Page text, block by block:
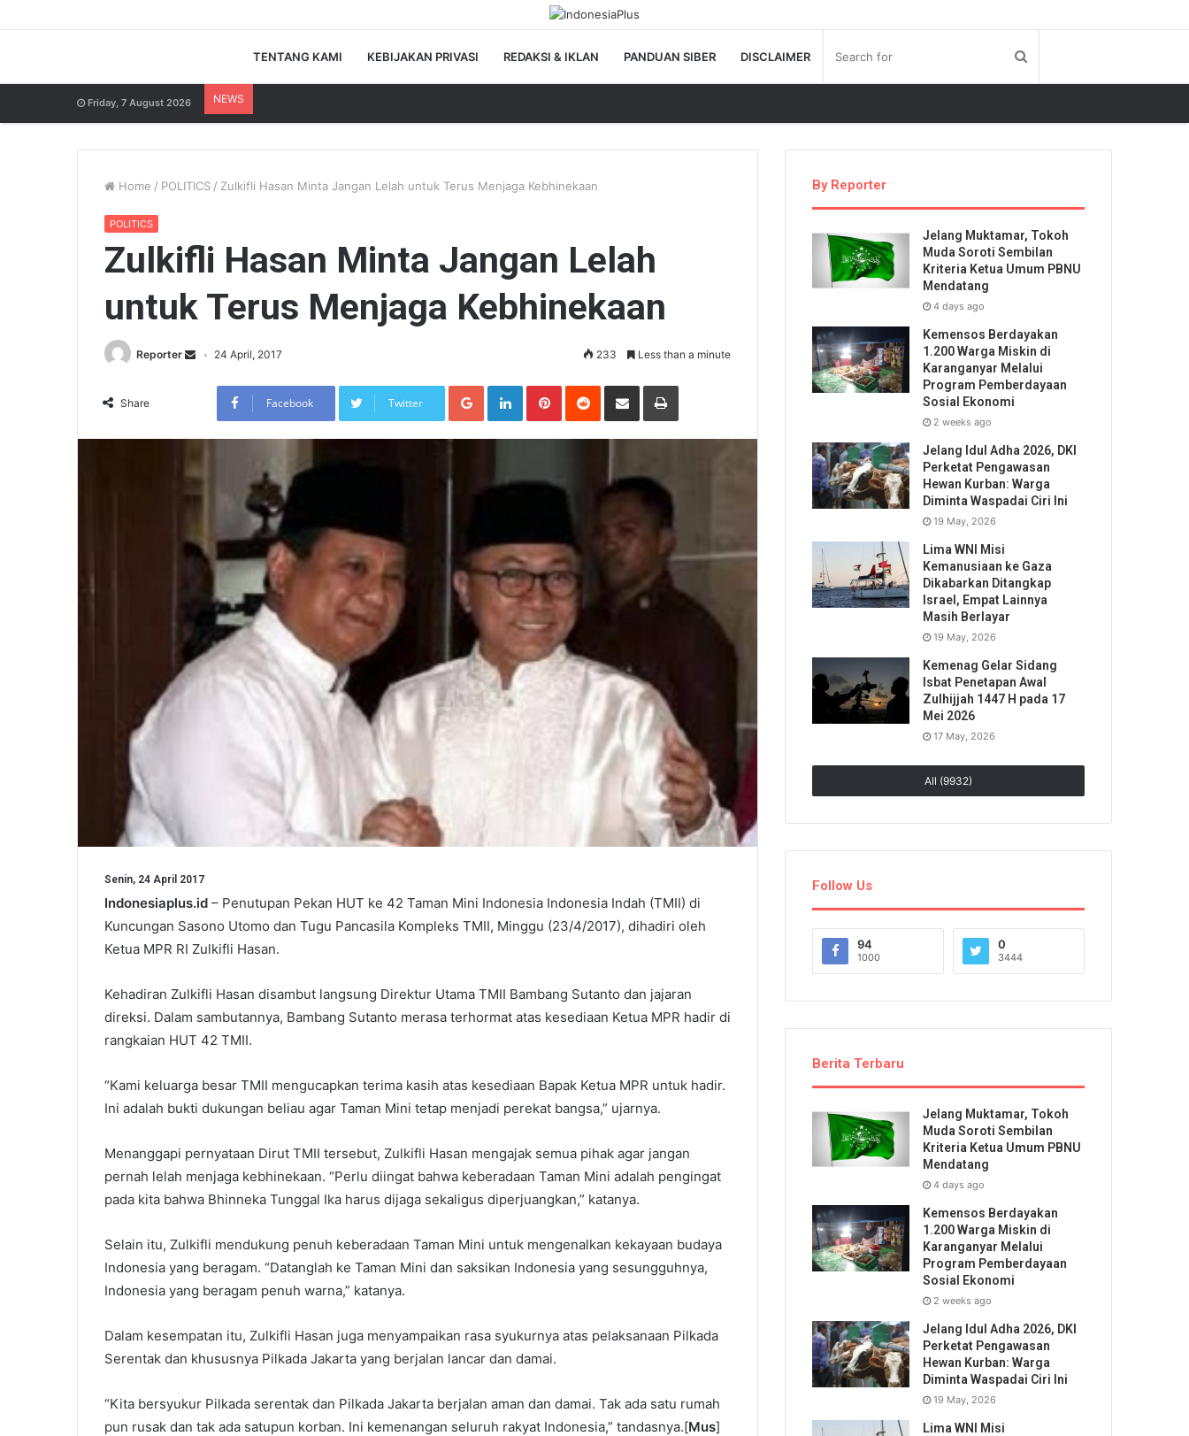
TENTANG KAMI KEBIJAKAN PRIVASI REDAKSI & IKLAN PANDUAN SIBER DISCLAIMER
Friday, 7 August 2026 NEWS
Home / POLITICS / Zulkifli Hasan Minta Jangan Lelah untuk Terus Menjaga Kebhinekaan
POLITICS
Zulkifli Hasan Minta Jangan Lelah
untuk Terus Menjaga Kebhinekaan
Reporter 24 April, 2017 233 Less than a minute
Share Facebook Twitter
Google+LinkedInPinterestReddit Share via Email Print
Senin, 24 April 2017
Indonesiaplus.id – Penutupan Pekan HUT ke 42 Taman Mini Indonesia Indonesia Indah (TMII) di
Kuncungan Sasono Utomo dan Tugu Pancasila Kompleks TMII, Minggu (23/4/2017), dihadiri oleh
Ketua MPR RI Zulkifli Hasan.
Kehadiran Zulkifli Hasan disambut langsung Direktur Utama TMII Bambang Sutanto dan jajaran
direksi. Dalam sambutannya, Bambang Sutanto merasa terhormat atas kesediaan Ketua MPR hadir di
rangkaian HUT 42 TMII.
“Kami keluarga besar TMII mengucapkan terima kasih atas kesediaan Bapak Ketua MPR untuk hadir.
Ini adalah bukti dukungan beliau agar Taman Mini tetap menjadi perekat bangsa,” ujarnya.
Menanggapi pernyataan Dirut TMII tersebut, Zulkifli Hasan mengajak semua pihak agar jangan
pernah lelah menjaga kebhinekaan. “Perlu diingat bahwa keberadaan Taman Mini adalah pengingat
pada kita bahwa Bhinneka Tunggal Ika harus dijaga sekaligus diperjuangkan,” katanya.
Selain itu, Zulkifli mendukung penuh keberadaan Taman Mini untuk mengenalkan kekayaan budaya
Indonesia yang beragam. “Datanglah ke Taman Mini dan saksikan Indonesia yang sesungguhnya,
Indonesia yang beragam penuh warna,” katanya.
Dalam kesempatan itu, Zulkifli Hasan juga menyampaikan rasa syukurnya atas pelaksanaan Pilkada
Serentak dan khususnya Pilkada Jakarta yang berjalan lancar dan damai.
“Kita bersyukur Pilkada serentak dan Pilkada Jakarta berjalan aman dan damai. Tak ada satu rumah
pun rusak dan tak ada satupun korban. Ini kemenangan seluruh rakyat Indonesia,” tandasnya.[Mus]
By Reporter
Jelang Muktamar, Tokoh
Muda Soroti Sembilan
Kriteria Ketua Umum PBNU
Mendatang
4 days ago
Kemensos Berdayakan
1.200 Warga Miskin di
Karanganyar Melalui
Program Pemberdayaan
Sosial Ekonomi
2 weeks ago
Jelang Idul Adha 2026, DKI
Perketat Pengawasan
Hewan Kurban: Warga
Diminta Waspadai Ciri Ini
19 May, 2026
Lima WNI Misi
Kemanusiaan ke Gaza
Dikabarkan Ditangkap
Israel, Empat Lainnya
Masih Berlayar
19 May, 2026
Kemenag Gelar Sidang
Isbat Penetapan Awal
Zulhijjah 1447 H pada 17
Mei 2026
17 May, 2026
All (9932)
Follow Us
94
1000
0
3444
Berita Terbaru
Jelang Muktamar, Tokoh
Muda Soroti Sembilan
Kriteria Ketua Umum PBNU
Mendatang
4 days ago
Kemensos Berdayakan
1.200 Warga Miskin di
Karanganyar Melalui
Program Pemberdayaan
Sosial Ekonomi
2 weeks ago
Jelang Idul Adha 2026, DKI
Perketat Pengawasan
Hewan Kurban: Warga
Diminta Waspadai Ciri Ini
19 May, 2026
Lima WNI Misi